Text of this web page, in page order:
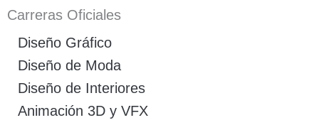
Carreras Oficiales
Diseño Gráfico
Diseño de Moda
Diseño de Interiores
Animación 3D y VFX